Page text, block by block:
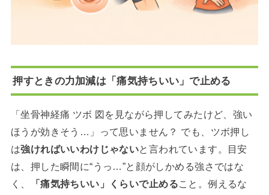
押すときの力加減は「痛気持ちいい」で止める
「坐骨神経痛 ツボ 図を見ながら押してみたけど、強い
ほうが効きそう…」って思いません？ でも、ツボ押し
は強ければいいわけじゃないと言われています。目安
は、押した瞬間に“うっ…”と顔がしかめる強さではな
く、
「痛気持ちいい」くらいで止めること。例えるな